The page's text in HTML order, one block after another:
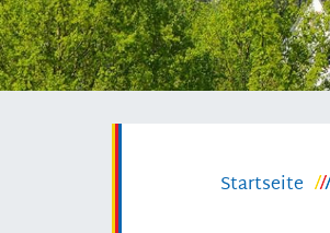
Startseite